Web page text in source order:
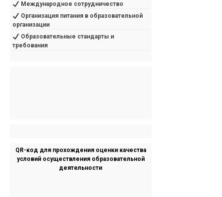
Международное сотрудничество
Организация питания в образовательной
организации
Образовательные стандарты и
требования
QR-код для прохождения оценки качества
условий осуществления образовательной
деятельности